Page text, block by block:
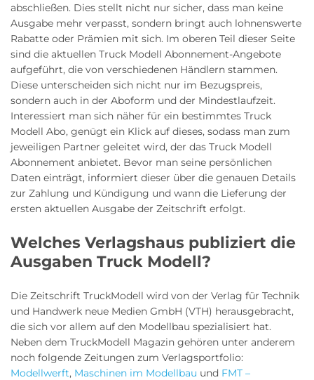
abschließen. Dies stellt nicht nur sicher, dass man keine
Ausgabe mehr verpasst, sondern bringt auch lohnenswerte
Rabatte oder Prämien mit sich. Im oberen Teil dieser Seite
sind die aktuellen Truck Modell Abonnement-Angebote
aufgeführt, die von verschiedenen Händlern stammen.
Diese unterscheiden sich nicht nur im Bezugspreis,
sondern auch in der Aboform und der Mindestlaufzeit.
Interessiert man sich näher für ein bestimmtes Truck
Modell Abo, genügt ein Klick auf dieses, sodass man zum
jeweiligen Partner geleitet wird, der das Truck Modell
Abonnement anbietet. Bevor man seine persönlichen
Daten einträgt, informiert dieser über die genauen Details
zur Zahlung und Kündigung und wann die Lieferung der
ersten aktuellen Ausgabe der Zeitschrift erfolgt.
Welches Verlagshaus publiziert die
Ausgaben Truck Modell?
Die Zeitschrift TruckModell wird von der Verlag für Technik
und Handwerk neue Medien GmbH (VTH) herausgebracht,
die sich vor allem auf den Modellbau spezialisiert hat.
Neben dem TruckModell Magazin gehören unter anderem
noch folgende Zeitungen zum Verlagsportfolio:
Modellwerft, Maschinen im Modellbau und FMT –